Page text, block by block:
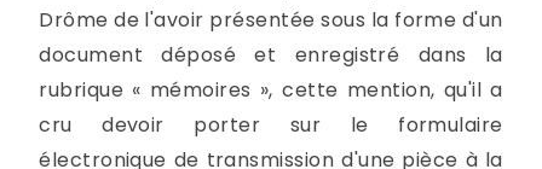
Drôme de l'avoir présentée sous la forme d'un
document déposé et enregistré dans la
rubrique « mémoires », cette mention, qu'il a
cru devoir porter sur le formulaire
électronique de transmission d'une pièce à la